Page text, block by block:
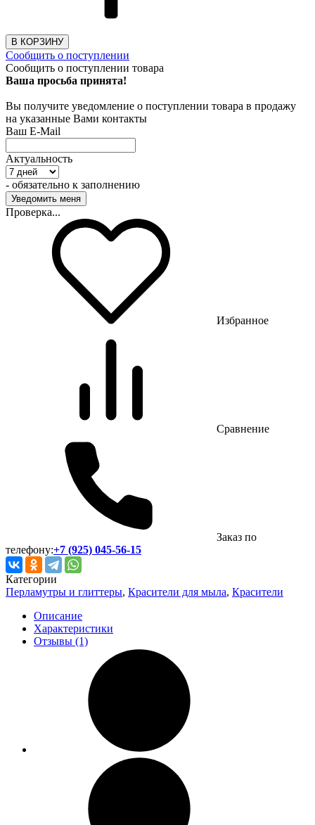
В КОРЗИНУ
Сообщить о поступлении
Сообщить о поступлении товара
Ваша просьба принята!
Вы получите уведомление о поступлении товара в продажу
на указанные Вами контакты
Ваш E-Mail
Актуальность
- обязательно к заполнению
Проверка...
Избранное
Сравнение
Заказ по
телефону:+7 (925) 045-56-15
Категории
Перламутры и глиттеры, Красители для мыла, Красители
Описание
Характеристики
Отзывы (1)